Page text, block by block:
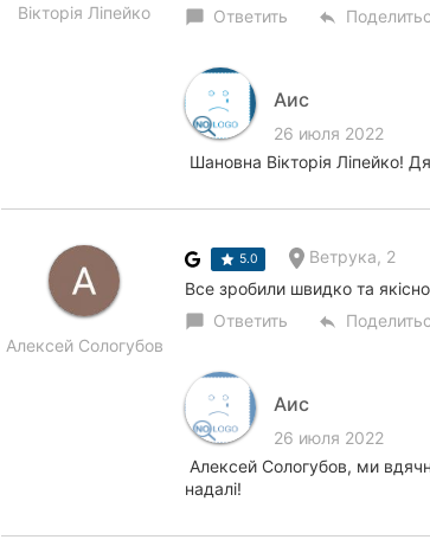
Вікторія Ліпейко
chat_bubble Ответить reply
Аис
26 июля 2022
Шановна Вікторія Ліпейко!
Алексей Сологубов
5.0 Ветрука, 2
Все зробили швидко та
chat_bubble Ответить reply
Аис
26 июля 2022
Алексей Сологубов, ми
надалі!